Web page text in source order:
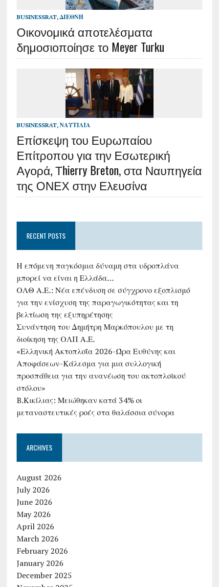
BUSINESSRAT,ΔΙΕΘΝΉ
Οικονομικά αποτελέσματα
δημοσιοποίησε το Meyer Turku
BUSINESSRAT, ΝΑΥΤΙΛΊΑ
Επίσκεψη του Ευρωπαίου
Επίτροπου για την Εσωτερική
Αγορά, Τhierry Breton, στα Ναυπηγεία
της ΟΝΕΧ στην Ελευσίνα
RECENT POSTS
Η επόμενη παγκόσμια δύναμη στα υδροπλάνα
μπορεί να είναι η Ελλάδα…
ΟΛΘ Α.Ε.: Νέα επένδυση σε σύγχρονο εξοπλισμό
για την ενίσχυση της παραγωγικότητας και τη
βελτίωση της εξυπηρέτησης
Συνάντηση του Δημήτρη Μαρκόπουλου με τη
διοίκηση της ΟΛΠ Α.Ε.
«Ελληνική Ακτοπλοΐα 2026-Ώρα Ευθύνης και
Αποφάσεων-Κάλεσμα για μια συλλογική
προσπάθεια για την ανανέωση του ακτοπλοϊκού
στόλου»
B.Κικίλιας: Μειώθηκαν κατά 34% οι
μεταναστευτικές ροές στα θαλάσσια σύνορα
ARCHIVES
August 2026
July 2026
June 2026
May 2026
April 2026
March 2026
February 2026
January 2026
December 2025